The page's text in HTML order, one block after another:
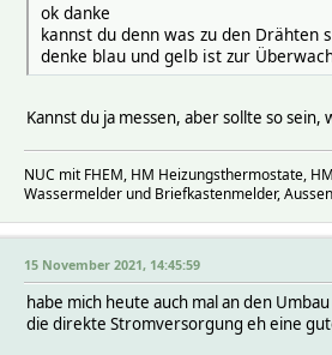
ok danke
kannst du denn was zu den Drähten
denke blau und gelb ist zur
Kannst du ja messen, aber sollte so sein,
NUC mit FHEM, HM Heizungsthermostate,
Wassermelder und Briefkastenmelder,
15 November 2021, 14:45:59
habe mich heute auch mal an den
die direkte Stromversorgung eh eine